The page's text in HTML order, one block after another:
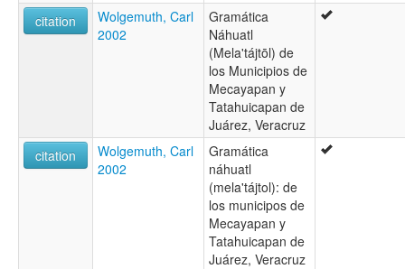
citation
Wolgemuth, Carl
2002
Gramática
Náhuatl
(Mela'tájtōl) de
los Municipios de
Mecayapan y
Tatahuicapan de
Juárez, Veracruz
citation
Wolgemuth, Carl
2002
Gramática
náhuatl
(mela'tájtol): de
los municipos de
Mecayapan y
Tatahuicapan de
Juárez, Veracruz